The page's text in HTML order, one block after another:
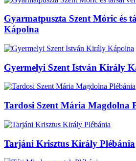
Gyarmatpuszta Szent Móric és
Kápolna
Gyermelyi Szent István Király
Tardosi Szent Mária Magdolna
Tarjáni Krisztus Király Plébánia